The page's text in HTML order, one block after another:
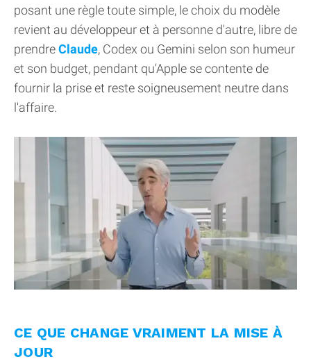
posant une règle toute simple, le choix du modèle
revient au développeur et à personne d'autre, libre de
prendreClaude, Codex ou Gemini selon son humeur
et son budget, pendant qu'Apple se contente de
fournir la prise et reste soigneusement neutre dans
l'affaire.
CE QUE CHANGE VRAIMENT LA MISE À
JOUR